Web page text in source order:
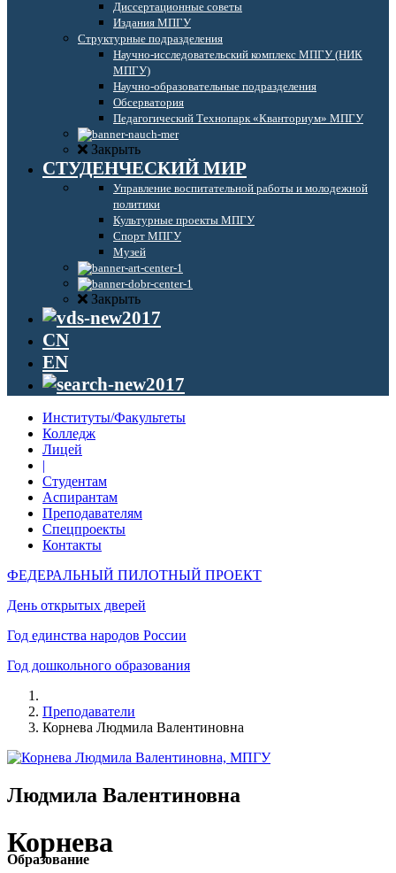
Диссертационные советы
Издания МПГУ
Структурные подразделения
Научно-исследовательский комплекс МПГУ (НИК
МПГУ)
Научно-образовательные подразделения
Обсерватория
Педагогический Технопарк «Кванториум» МПГУ
Закрыть
СТУДЕНЧЕСКИЙ МИР
Управление воспитательной работы и молодежной
политики
Культурные проекты МПГУ
Спорт МПГУ
Музей
Закрыть
CN
EN
Институты/Факультеты
Колледж
Лицей
|
Студентам
Аспирантам
Преподавателям
Спецпроекты
Контакты
ФЕДЕРАЛЬНЫЙ ПИЛОТНЫЙ ПРОЕКТ
День открытых дверей
Год единства народов России
Год дошкольного образования
Преподаватели
Корнева Людмила Валентиновна
Людмила Валентиновна
Корнева
Образование